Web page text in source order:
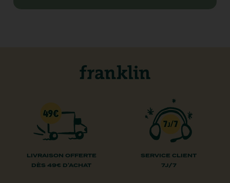
LIVRAISON OFFERTE
DÈS 49€ D'ACHAT
SERVICE CLIENT
7J/7